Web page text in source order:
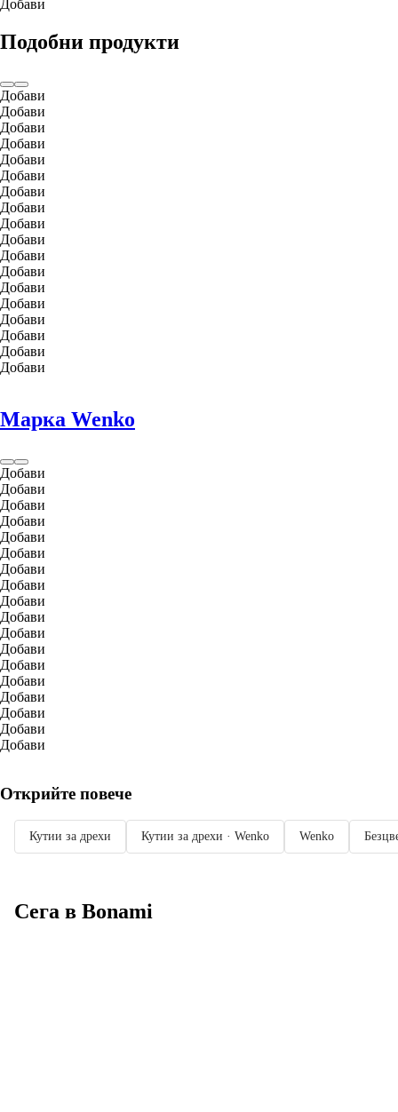
Добави
Подобни продукти
Добави
Добави
Добави
Добави
Добави
Добави
Добави
Добави
Добави
Добави
Добави
Добави
Добави
Добави
Добави
Добави
Добави
Добави
Марка Wenko
Добави
Добави
Добави
Добави
Добави
Добави
Добави
Добави
Добави
Добави
Добави
Добави
Добави
Добави
Добави
Добави
Добави
Добави
Открийте повече
Кутии за дрехи Кутии за дрехи · Wenko Wenko
Сега в Bonami